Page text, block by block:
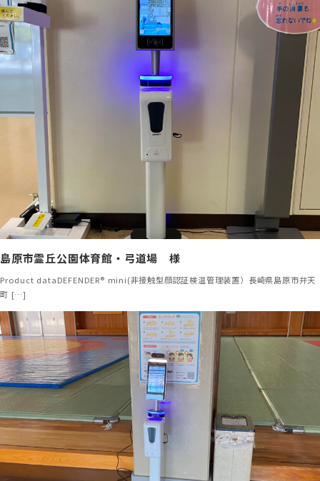
島原市霊丘公園体育館・弓道場 様
Product dataDEFENDER® mini(非接触型顔認証検温管理装置）長崎県島原市弁天
町 […]